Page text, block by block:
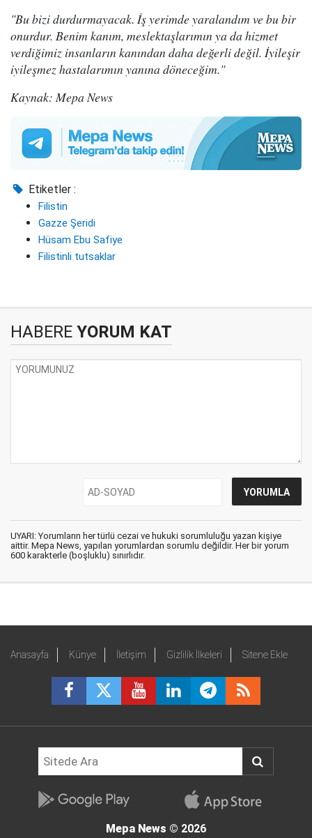
"Bu bizi durdurmayacak. İş yerimde yaralandım ve bu bir
onurdur. Benim kanım, meslektaşlarımın ya da hizmet
verdiğimiz insanların kanından daha değerli değil. İyileşir
iyileşmez hastalarımın yanına döneceğim."
Kaynak: Mepa News
Etiketler :
Filistin
Gazze Şeridi
Hüsam Ebu Safiye
Filistinli tutsaklar
HABERE YORUM KAT
UYARI: Yorumların her türlü cezai ve hukuki sorumluluğu yazan kişiye
aittir. Mepa News, yapılan yorumlardan sorumlu değildir. Her bir yorum
600 karakterle (boşluklu) sınırlıdır.
Anasayfa Künye İletişim Gizlilik İlkeleri Sitene Ekle
Mepa News © 2026